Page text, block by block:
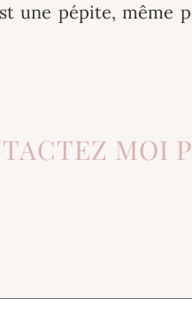
une pépite, même
MOI